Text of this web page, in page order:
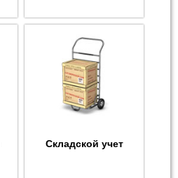
Складской учет